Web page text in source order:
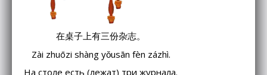
在桌子上有三份杂志。
Zài zhuōzi shàng yǒusān fèn zázhì.
На столе есть (лежат) три журнала.